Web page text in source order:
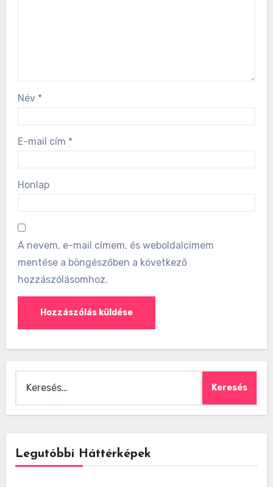
Név *
E-mail cím *
Honlap
A nevem, e-mail címem, és weboldalcímem
mentése a böngészőben a következő
hozzászólásomhoz.
Legutóbbi Háttérképek